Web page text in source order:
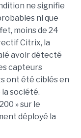
ne signifie
ni que
moins de 24
Citrix, la
avoir détecté
capteurs
ont été ciblés en
la société.
» sur le
déployé la